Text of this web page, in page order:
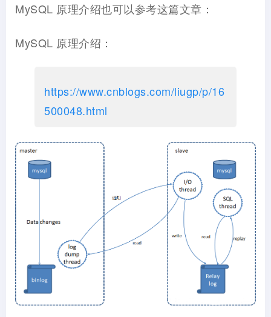
MySQL 原理介绍也可以参考这篇文章：
MySQL 原理介绍：
https://www.cnblogs.com/liugp/p/16
500048.html